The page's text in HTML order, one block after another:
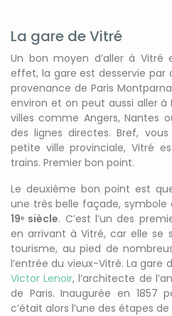
La gare de Vitré
Un bon moyen d’aller à Vitré
effet, la gare est desservie par
provenance de Paris
environ et on peut aussi aller à
villes comme Angers, Nantes
des lignes directes. Bref,
petite ville provinciale, Vitré
trains. Premier bon point.
Le deuxième bon point est
une très belle façade, symbole
19ᵉ siècle. C’est l’un des
en arrivant à Vitré, car elle se
tourisme, au pied de
l’entrée du vieux-Vitré. La
Victor Lenoir, l’architecte de
de Paris. Inaugurée en 1857
c’était alors l’une des étapes